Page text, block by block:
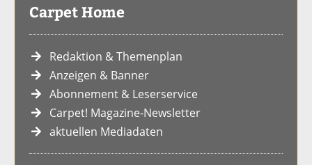
Carpet Home
Redaktion & Themenplan
Anzeigen & Banner
Abonnement & Leserservice
Carpet! Magazine-Newsletter
aktuellen Mediadaten